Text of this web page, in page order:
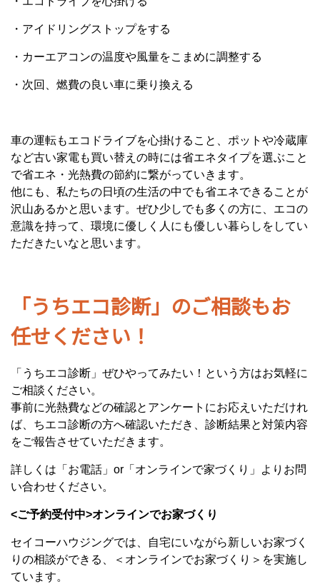
・アイドリングストップをする
・カーエアコンの温度や風量をこまめに調整する
・次回、燃費の良い車に乗り換える
車の運転もエコドライブを心掛けること、ポットや冷蔵庫
など古い家電も買い替えの時には省エネタイプを選ぶこと
で省エネ・光熱費の節約に繋がっていきます。
他にも、私たちの日頃の生活の中でも省エネできることが
沢山あるかと思います。ぜひ少しでも多くの方に、エコの
意識を持って、環境に優しく人にも優しい暮らしをしてい
ただきたいなと思います。
「うちエコ診断」のご相談もお
任せください！
「うちエコ診断」ぜひやってみたい！という方はお気軽に
ご相談ください。
事前に光熱費などの確認とアンケートにお応えいただけれ
ば、ちエコ診断の方へ確認いただき、診断結果と対策内容
をご報告させていただきます。
詳しくは「お電話」or「オンラインで家づくり」よりお問
い合わせください。
<ご予約受付中>オンラインでお家づくり
セイコーハウジングでは、自宅にいながら新しいお家づく
りの相談ができる、＜オンラインでお家づくり＞を実施し
ています。